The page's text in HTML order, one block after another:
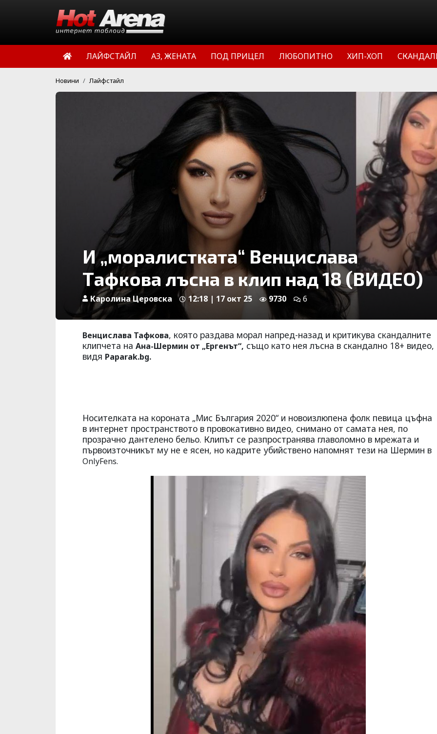
ЛАЙФСТАЙЛ АЗ, ЖЕНАТА ПОД ПРИЦЕЛ ЛЮБОПИТНО ХИП-ХОП
Новини Лайфстайл
И „моралистката“ Венцислава
Тафкова лъсна в клип над 18 (ВИДЕО)
Каролина Церовска 12:18 | 17 окт 25 9730 6
Венцислава Тафкова, която раздава морал напред-назад и критикува скандалните
клипчета на Ана-Шермин от „Ергенът“, също като нея лъсна в скандално 18+ видео,
видя Paparak.bg.
Носителката на короната „Мис България 2020“ и новоизлюпена фолк певица цъфна
в интернет пространството в провокативно видео, снимано от самата нея, по
прозрачно дантелено бельо. Клипът се разпространява главоломно в мрежата и
първоизточникът му не е ясен, но кадрите убийствено напомнят тези на Шермин в
OnlyFens.